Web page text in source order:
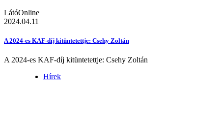
LátóOnline
2024.04.11
A 2024-es KAF-díj kitüntetettje: Csehy Zoltán
A 2024-es KAF-díj kitüntetettje: Csehy Zoltán
Hírek